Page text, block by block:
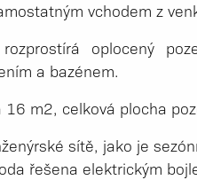
vchodem z
oplocený
a bazénem.
16 m2, celková plocha
sítě, jako je
řešena elektrickým